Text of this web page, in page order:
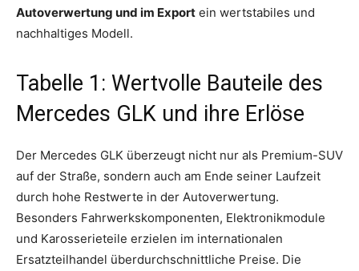
Autoverwertung und im Export ein wertstabiles und
nachhaltiges Modell.
Tabelle 1: Wertvolle Bauteile des
Mercedes GLK und ihre Erlöse
Der Mercedes GLK überzeugt nicht nur als Premium-SUV
auf der Straße, sondern auch am Ende seiner Laufzeit
durch hohe Restwerte in der Autoverwertung.
Besonders Fahrwerkskomponenten, Elektronikmodule
und Karosserieteile erzielen im internationalen
Ersatzteilhandel überdurchschnittliche Preise. Die